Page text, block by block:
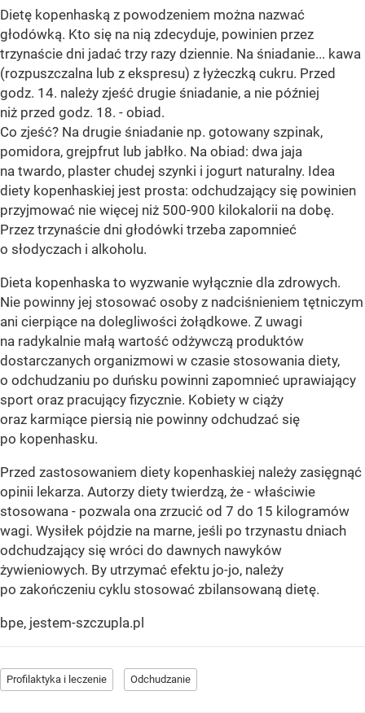
Dietę kopenhaską z powodzeniem można nazwać
głodówką. Kto się na nią zdecyduje, powinien przez
trzynaście dni jadać trzy razy dziennie. Na śniadanie... kawa
(rozpuszczalna lub z ekspresu) z łyżeczką cukru. Przed
godz. 14. należy zjeść drugie śniadanie, a nie później
niż przed godz. 18. - obiad.
Co zjeść? Na drugie śniadanie np. gotowany szpinak,
pomidora, grejpfrut lub jabłko. Na obiad: dwa jaja
na twardo, plaster chudej szynki i jogurt naturalny. Idea
diety kopenhaskiej jest prosta: odchudzający się powinien
przyjmować nie więcej niż 500-900 kilokalorii na dobę.
Przez trzynaście dni głodówki trzeba zapomnieć
o słodyczach i alkoholu.
Dieta kopenhaska to wyzwanie wyłącznie dla zdrowych.
Nie powinny jej stosować osoby z nadciśnieniem tętniczym
ani cierpiące na dolegliwości żołądkowe. Z uwagi
na radykalnie małą wartość odżywczą produktów
dostarczanych organizmowi w czasie stosowania diety,
o odchudzaniu po duńsku powinni zapomnieć uprawiający
sport oraz pracujący fizycznie. Kobiety w ciąży
oraz karmiące piersią nie powinny odchudzać się
po kopenhasku.
Przed zastosowaniem diety kopenhaskiej należy zasięgnąć
opinii lekarza. Autorzy diety twierdzą, że - właściwie
stosowana - pozwala ona zrzucić od 7 do 15 kilogramów
wagi. Wysiłek pójdzie na marne, jeśli po trzynastu dniach
odchudzający się wróci do dawnych nawyków
żywieniowych. By utrzymać efektu jo-jo, należy
po zakończeniu cyklu stosować zbilansowaną dietę.
bpe, jestem-szczupla.pl
Profilaktyka i leczenie Odchudzanie